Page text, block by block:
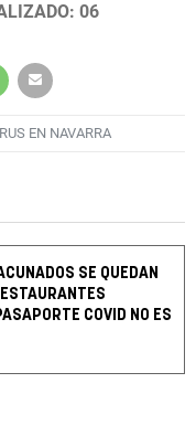
06
EN NAVARRA
SE QUEDAN
COVID NO ES